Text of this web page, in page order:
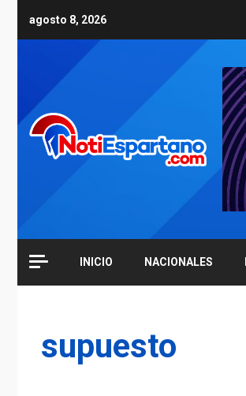
agosto 8, 2026
INICIO NACIONALES
supuesto